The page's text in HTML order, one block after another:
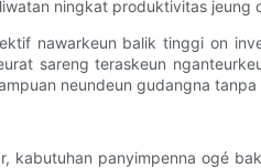
ningkat produktivitas jeung
nawarkeun balik tinggi on
sareng teraskeun
neundeun gudangna
kabutuhan panyimpenna ogé